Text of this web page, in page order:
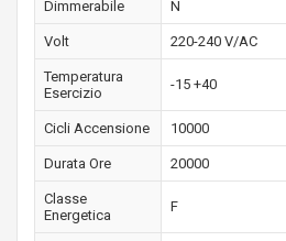
Dimmerabile N
Volt 220-240 V/AC
Temperatura
Esercizio
-15 +40
Cicli Accensione 10000
Durata Ore 20000
Classe
Energetica
F